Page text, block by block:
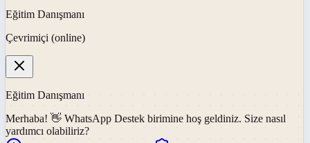
Eğitim Danışmanı
Çevrimiçi (online)
Eğitim Danışmanı
Merhaba! 👋 WhatsApp Destek birimine hoş geldiniz. Size nasıl
yardımcı olabiliriz?